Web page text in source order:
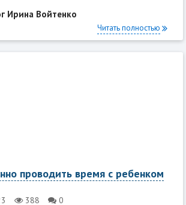
Ирина Войтенко
Читать полностью
проводить время с ребенком
388
0